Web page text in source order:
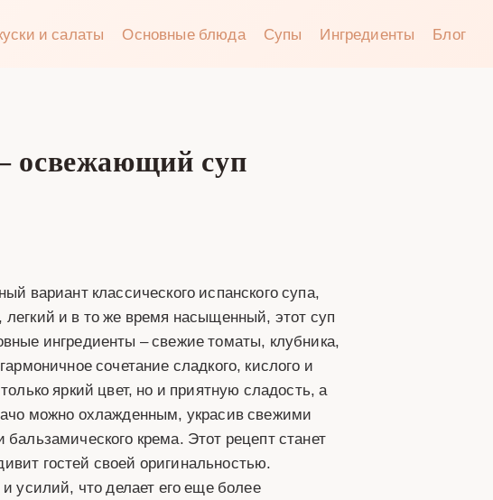
и салаты Основные блюда Супы Ингредиенты Блог
освежающий суп
вариант классического испанского супа,
и в то же время насыщенный, этот суп
ингредиенты – свежие томаты, клубника,
сочетание сладкого, кислого и
яркий цвет, но и приятную сладость, а
можно охлажденным, украсив свежими
крема. Этот рецепт станет
гостей своей оригинальностью.
усилий, что делает его еще более